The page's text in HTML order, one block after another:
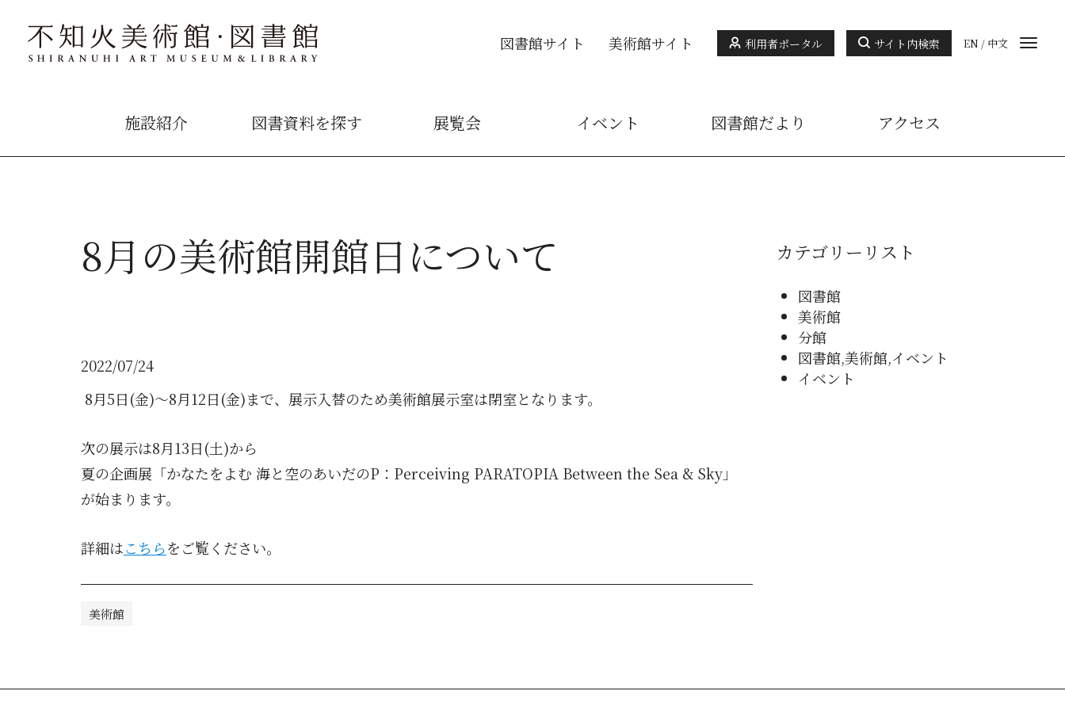
図書館サイト 美術館サイト 利用者ポータル サイト内検索 EN / 中文
施設紹介 図書資料を探す 展覧会 イベント 図書館だより アクセス
8月の美術館開館日について
2022/07/24
8月5日(金)～8月12日(金)まで、展示入替のため美術館展示室は閉室となります。
次の展示は8月13日(土)から
夏の企画展「かなたをよむ 海と空のあいだのP：Perceiving PARATOPIA Between the Sea & Sky」
が始まります。
詳細はこちらをご覧ください。
美術館
カテゴリーリスト
図書館
美術館
分館
図書館,美術館,イベント
イベント